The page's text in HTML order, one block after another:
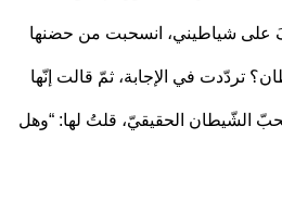
شياطيني، انسحبت من حضنها
في الإجابة، ثمّ قالت إنّها
الحقيقيّ، قلتُ لها: “وهل